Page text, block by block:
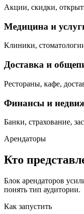
Акции, скидки,
Медицина и
Клиники,
Доставка и
Рестораны, кафе,
Финансы и
Банки, страхование,
Арендаторы
Кто
Блок арендаторов
понять тип аудитории.
Как запустить